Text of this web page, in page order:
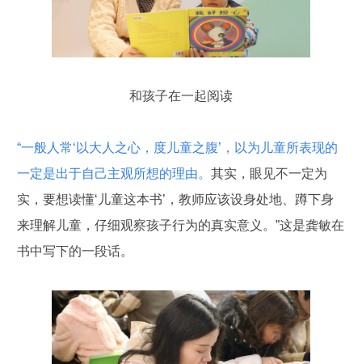
和孩子在一起阅读
“一般人常‘以大人之心，度儿童之腹’，以为儿童所表现的
一定是出于自己主观所想的理由。 其实，眼见不一定为
实，要想读懂‘儿童这本书’，教师应该设身处地、蹲下身
来理解儿童，仔细观察孩子行为的真实意义。”这是龚敏在
书中写下的一段话。